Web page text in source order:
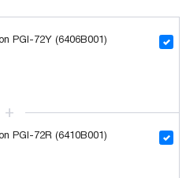
PGI-72Y (6406B001)
PGI-72R (6410B001)